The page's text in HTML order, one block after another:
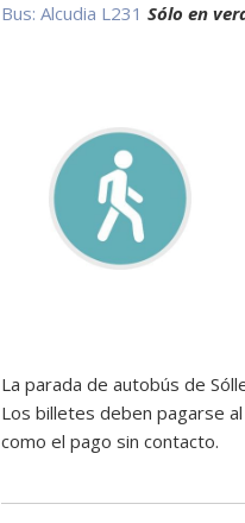
Bus: Alcudia L231 Sólo en
La parada de autobús de
Los billetes deben pagarse
como el pago sin contacto.